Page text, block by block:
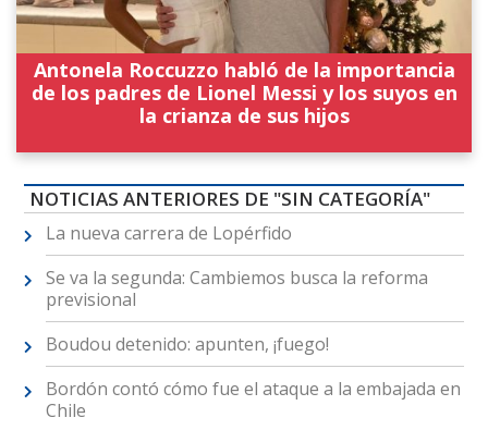
Antonela Roccuzzo habló de la importancia
de los padres de Lionel Messi y los suyos en
la crianza de sus hijos
NOTICIAS ANTERIORES DE "SIN CATEGORÍA"
La nueva carrera de Lopérfido
Se va la segunda: Cambiemos busca la reforma
previsional
Boudou detenido: apunten, ¡fuego!
Bordón contó cómo fue el ataque a la embajada en
Chile